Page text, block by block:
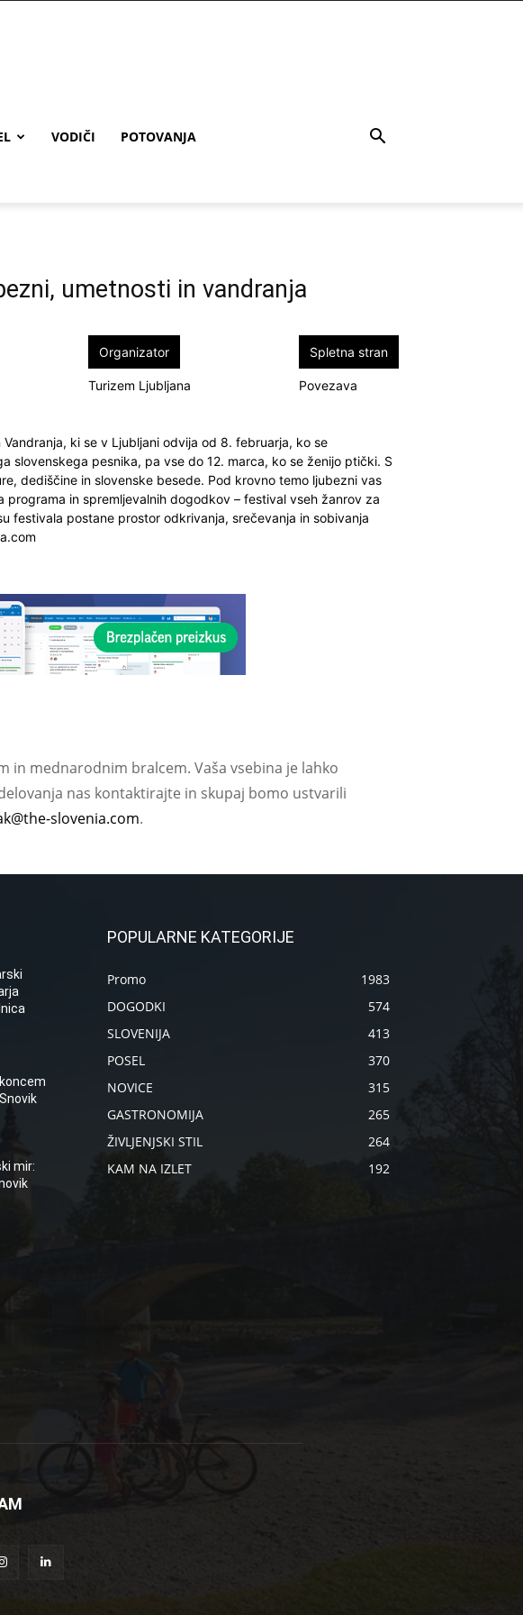
VODIČI POTOVANJA
umetnosti in vandranja
Organizator
Turizem Ljubljana
Spletna stran
Povezava
ki se v Ljubljani odvija od 8. februarja, ko se
slovenskega pesnika, pa vse do 12. marca, ko se ženijo ptički. S
dediščine in slovenske besede. Pod krovno temo ljubezni vas
in spremljevalnih dogodkov – festival vseh žanrov za
festivala postane prostor odkrivanja, srečevanja in sobivanja
in mednarodnim bralcem. Vaša vsebina je lahko
nas kontaktirajte in skupaj bomo ustvarili
slovenia.com.
mir:
POPULARNE KATEGORIJE
Promo
1983
DOGODKI
574
SLOVENIJA
413
POSEL
370
NOVICE
315
GASTRONOMIJA
265
ŽIVLJENJSKI STIL
264
KAM NA IZLET
192